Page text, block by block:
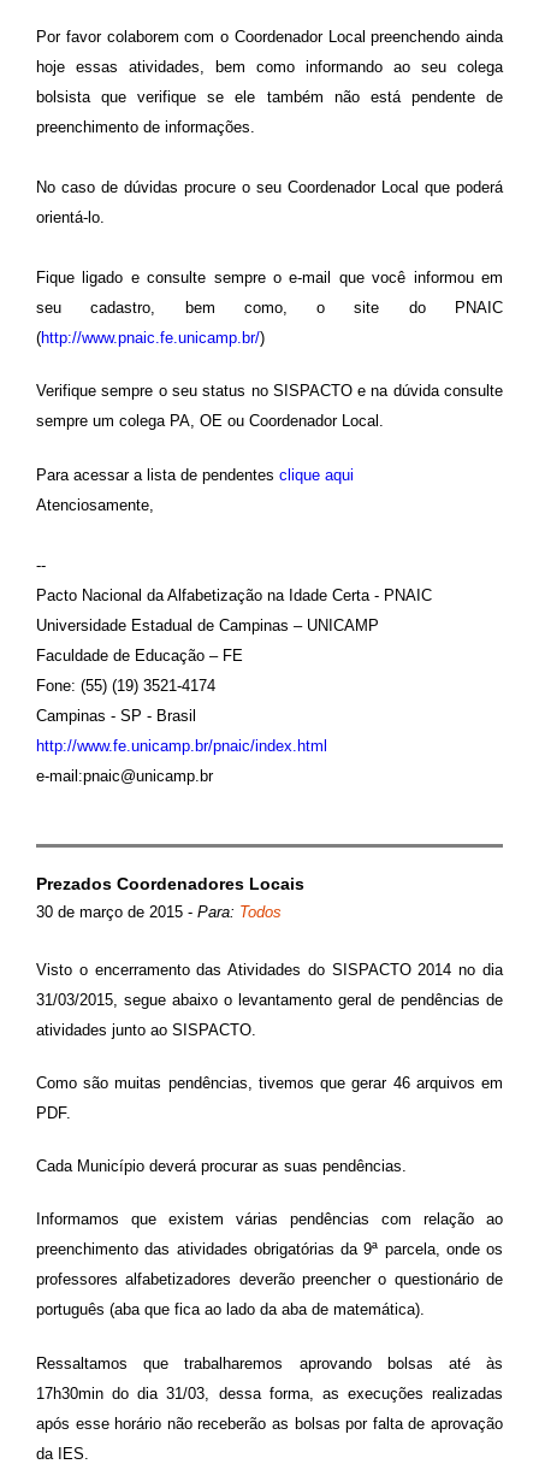
Por favor colaborem com o Coordenador Local preenchendo ainda
hoje essas atividades, bem como informando ao seu colega
bolsista que verifique se ele também não está pendente de
preenchimento de informações.
No caso de dúvidas procure o seu Coordenador Local que poderá
orientá-lo.
Fique ligado e consulte sempre o e-mail que você informou em
seu cadastro, bem como, o site do PNAIC
(http://www.pnaic.fe.unicamp.br/)
Verifique sempre o seu status no SISPACTO e na dúvida consulte
sempre um colega PA, OE ou Coordenador Local.
Para acessar a lista de pendentes clique aqui
Atenciosamente,
--
Pacto Nacional da Alfabetização na Idade Certa - PNAIC
Universidade Estadual de Campinas – UNICAMP
Faculdade de Educação – FE
Fone: (55) (19) 3521-4174
Campinas - SP - Brasil
http://www.fe.unicamp.br/pnaic/index.html
e-mail:pnaic@unicamp.br
Prezados Coordenadores Locais
30 de março de 2015 - Para: Todos
Visto o encerramento das Atividades do SISPACTO 2014 no dia
31/03/2015, segue abaixo o levantamento geral de pendências de
atividades junto ao SISPACTO.
Como são muitas pendências, tivemos que gerar 46 arquivos em
PDF.
Cada Município deverá procurar as suas pendências.
Informamos que existem várias pendências com relação ao
preenchimento das atividades obrigatórias da 9ª parcela, onde os
professores alfabetizadores deverão preencher o questionário de
português (aba que fica ao lado da aba de matemática).
Ressaltamos que trabalharemos aprovando bolsas até às
17h30min do dia 31/03, dessa forma, as execuções realizadas
após esse horário não receberão as bolsas por falta de aprovação
da IES.